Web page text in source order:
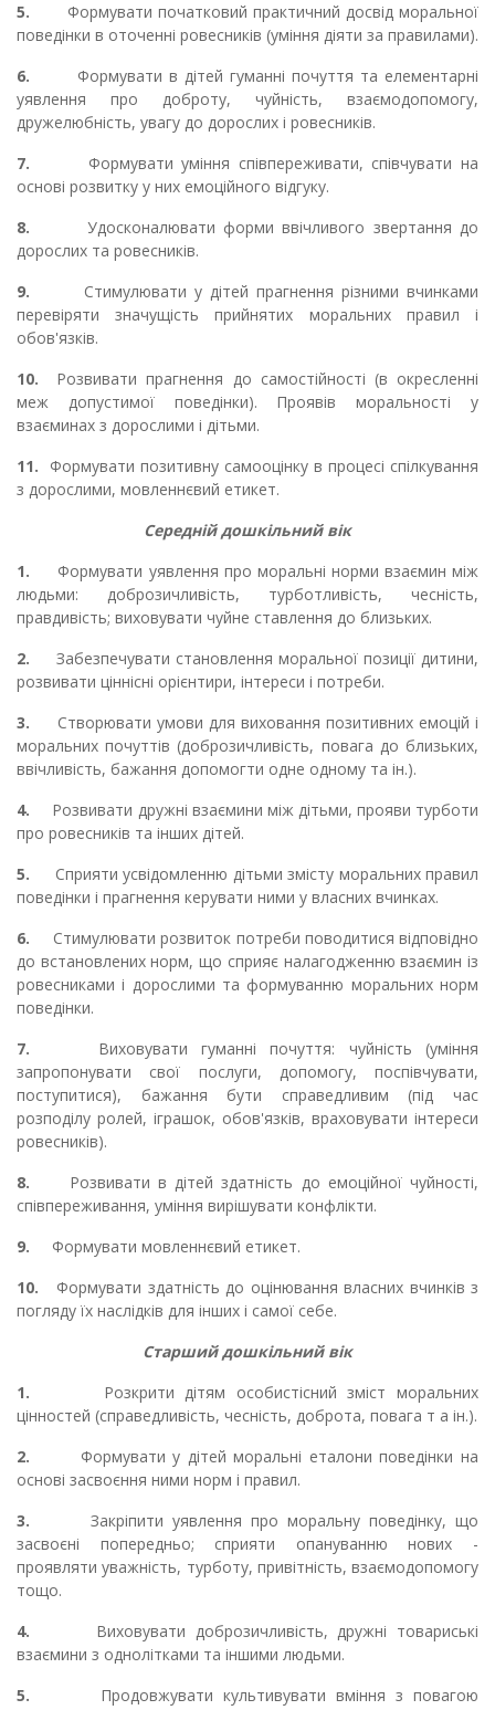
5. Формувати початковий практичний досвід моральної
поведінки в оточенні ровесників (уміння діяти за правилами).
6. Формувати в дітей гуманні почуття та елементарні
уявлення про доброту, чуйність, взаємодопомогу,
дружелюбність, увагу до дорослих і ровесників.
7. Формувати уміння співпереживати, співчувати на
основі розвитку у них емоційного відгуку.
8. Удосконалювати форми ввічливого звертання до
дорослих та ровесників.
9. Стимулювати у дітей прагнення різними вчинками
перевіряти значущість прийнятих моральних правил і
обов'язків.
10. Розвивати прагнення до самостійності (в окресленні
меж допустимої поведінки). Проявів моральності у
взаєминах з дорослими і дітьми.
11. Формувати позитивну самооцінку в процесі спілкування
з дорослими, мовленнєвий етикет.
Середній дошкільний вік
1. Формувати уявлення про моральні норми взаємин між
людьми: доброзичливість, турботливість, чесність,
правдивість; виховувати чуйне ставлення до близьких.
2.Забезпечувати становлення моральної позиції дитини,
розвивати ціннісні орієнтири, інтереси і потреби.
3. Створювати умови для виховання позитивних емоцій і
моральних почуттів (доброзичливість, повага до близьких,
ввічливість, бажання допомогти одне одному та ін.).
4. Розвивати дружні взаємини між дітьми, прояви турботи
про ровесників та інших дітей.
5. Сприяти усвідомленню дітьми змісту моральних правил
поведінки і прагнення керувати ними у власних вчинках.
6. Стимулювати розвиток потреби поводитися відповідно
до встановлених норм, що сприяє налагодженню взаємин із
ровесниками і дорослими та формуванню моральних норм
поведінки.
7. Виховувати гуманні почуття: чуйність (уміння
запропонувати свої послуги, допомогу, поспівчувати,
поступитися), бажання бути справедливим (під час
розподілу ролей, іграшок, обов'язків, враховувати інтереси
ровесників).
8. Розвивати в дітей здатність до емоційної чуйності,
співпереживання, уміння вирішувати конфлікти.
9. Формувати мовленнєвий етикет.
10. Формувати здатність до оцінювання власних вчинків з
погляду їх наслідків для інших і самої себе.
Старший дошкільний вік
1. Розкрити дітям особистісний зміст моральних
цінностей (справедливість, чесність, доброта, повага т а ін.).
2. Формувати у дітей моральні еталони поведінки на
основі засвоєння ними норм і правил.
3.Закріпити уявлення про моральну поведінку, що
засвоєні попередньо; сприяти опануванню нових -
проявляти уважність, турботу, привітність, взаємодопомогу
тощо.
4. Виховувати доброзичливість, дружні товариські
взаємини з однолітками та іншими людьми.
5. Продовжувати культивувати вміння з повагою